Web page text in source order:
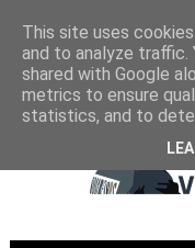
This site uses
and to analyze traffic.
shared with Google
metrics to ensure
statistics, and to